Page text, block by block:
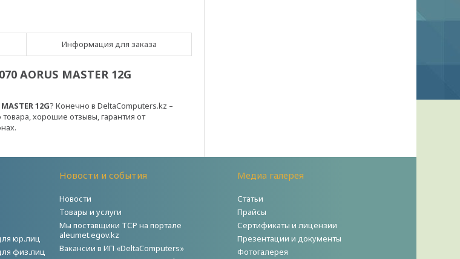
Информация для заказа
AORUS MASTER 12G
12G? Конечно в DeltaComputers.kz –
хорошие отзывы, гарантия от
юр.лиц
физ.лиц
Новости и события
Новости
Товары и услуги
Мы поставщики ТСР на портале
aleumet.egov.kz
Вакансии в ИП «DeltaComputers»
Медиа галерея
Статьи
Прайсы
Сертификаты и лицензии
Презентации и документы
Фотогалерея